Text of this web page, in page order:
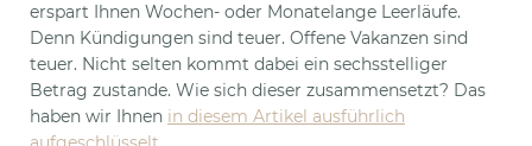
erspart Ihnen Wochen- oder Monatelange Leerläufe.
Denn Kündigungen sind teuer. Offene Vakanzen sind
teuer. Nicht selten kommt dabei ein sechsstelliger
Betrag zustande. Wie sich dieser zusammensetzt? Das
haben wir Ihnen in diesem Artikel ausführlich